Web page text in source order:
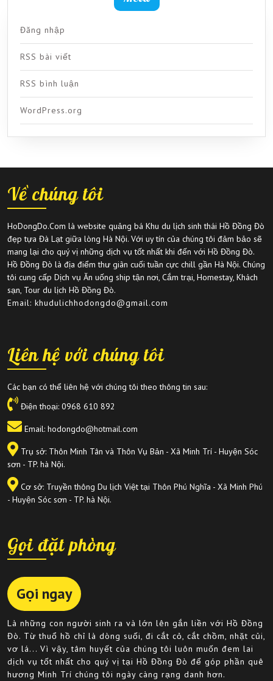
Đăng nhập
RSS bài viết
RSS bình luận
WordPress.org
Về chúng tôi
HoDongDo.Com là website quảng bá Khu du lịch sinh thái Hồ Đồng Đò
đẹp tựa Đà Lạt giữa lòng Hà Nội. Với uy tín của chúng tôi đảm bảo sẽ
mang lại cho quý vị những dịch vụ tốt nhất khi đến với Hồ Đồng Đò.
Hồ Đồng Đò là địa điểm thư giãn cuối tuần cực chill gần Hà Nội. Chúng
tôi cung cấp Dịch vụ Ăn uống ship tận nơi, Cắm trại, Homestay, Khách
sạn, Tour du lịch Hồ Đồng Đò.
Email: khudulichhodongdo@gmail.com
Liên hệ với chúng tôi
Các bạn có thể liên hệ với chúng tôi theo thông tin sau:
Điện thoại: 0968 610 892
Email: hodongdo@hotmail.com
Trụ sở: Thôn Minh Tân và Thôn Vụ Bản - Xã Minh Trí - Huyện Sóc
sơn - TP. hà Nội.
Cơ sở: Truyền thông Du lịch Việt tại Thôn Phú Nghĩa - Xã Minh Phú
- Huyện Sóc sơn - TP. hà Nội.
Gọi đặt phòng
Gọi ngay
Là những con người sinh ra và lớn lên gắn liền với Hồ Đồng
Đò. Từ thuổ hồ chỉ là dòng suối, đi cắt cỏ, cắt chồm, nhặt củi,
vơ lá... Vì vậy, tâm huyết của chúng tôi luôn muốn đem lai
dịch vụ tốt nhất cho quý vị tại Hồ Đồng Đò để góp phần quê
hương Minh Trí chúng tôi ngày càng rạng danh hơn.